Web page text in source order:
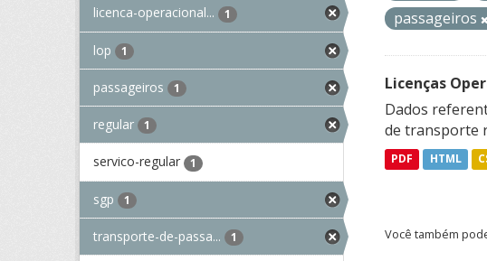
licenca-operacional... 1
lop 1
passageiros 1
regular 1
servico-regular 1
sgp 1
transporte-de-passa... 1
passageiros
Licenças
Dados
de transporte
PDF HTML
Você também